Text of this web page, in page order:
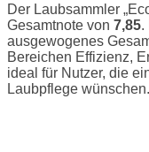
Der Laubsammler
Gesamtnote von 7,85.
ausgewogenes
Bereichen Effizienz,
ideal für Nutzer, die
Laubpflege wünschen.